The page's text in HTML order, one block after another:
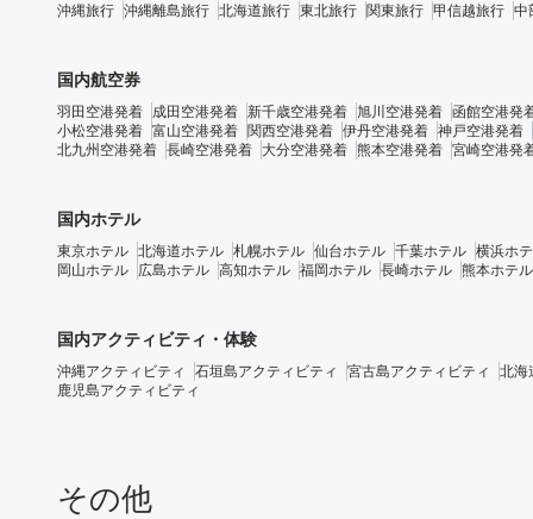
沖縄旅行 沖縄離島旅行 北海道旅行 東北旅行 関東旅行 甲信越旅行 中
国内航空券
羽田空港発着 成田空港発着 新千歳空港発着 旭川空港発着 函館空港発
小松空港発着 富山空港発着 関西空港発着 伊丹空港発着 神戸空港発着
北九州空港発着 長崎空港発着 大分空港発着 熊本空港発着 宮崎空港発
国内ホテル
東京ホテル 北海道ホテル 札幌ホテル 仙台ホテル 千葉ホテル 横浜ホ
岡山ホテル
広島ホテル 高知ホテル 福岡ホテル 長崎ホテル 熊本ホテル
国内アクティビティ・体験
沖縄アクティビティ 石垣島アクティビティ 宮古島アクティビティ
北海
鹿児島アクティビティ
その他